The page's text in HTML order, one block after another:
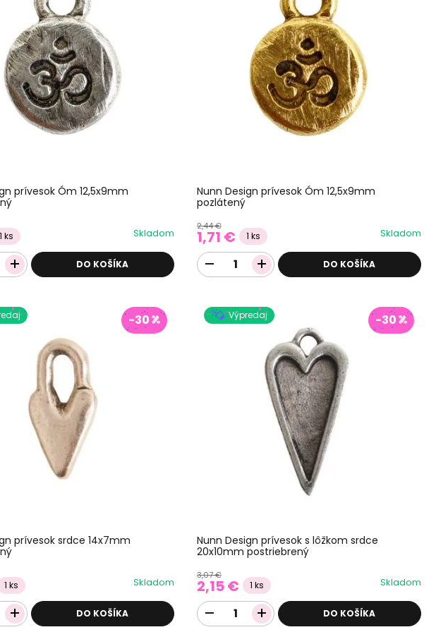
prívesok Óm 12,5x9mm
1 ks Skladom
DO KOŠÍKA
Nunn Design prívesok Óm 12,5x9mm
pozlátený
2,44 €
1,71 € 1 ks Skladom
DO KOŠÍKA
-30
prívesok srdce 14x7mm
1 ks Skladom
DO KOŠÍKA
Výpredaj -30
Nunn Design prívesok s lôžkom srdce
20x10mm postriebrený
3,07 €
2,15 € 1 ks Skladom
DO KOŠÍKA